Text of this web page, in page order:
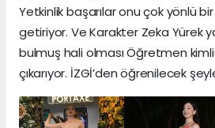
Yetkinlik başarılar onu çok yönlü
getiriyor. Ve Karakter Zeka Yürek
bulmuş hali olması Öğretmen
çıkarıyor. İZGİ’den öğrenilecek